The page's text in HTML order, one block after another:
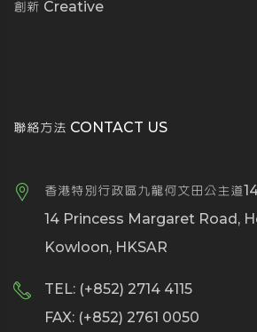
創新 Creative
聯絡方法 CONTACT US
香港特別行政區九龍何文田公主道
14 Princess Margaret Road,
Kowloon, HKSAR
TEL: (+852) 2714 4115
FAX: (+852) 2761 0050